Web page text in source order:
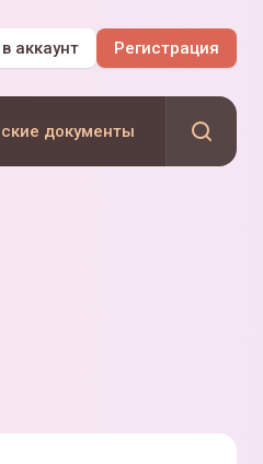
в аккаунт Регистрация
документы